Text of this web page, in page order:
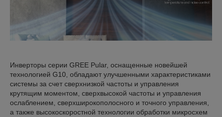
Инверторы серии GREE Pular, оснащенные новейшей
технологией G10, обладают улучшенными характеристиками
системы за счет сверхнизкой частоты и управления
крутящим моментом, сверхвысокой частоты и управления
ослаблением, сверхширокополосного и точного управления,
а также высокоскоростной технологии обработки микросхем